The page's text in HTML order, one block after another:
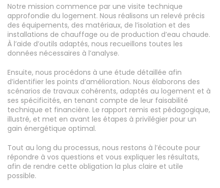
Notre mission commence par une visite technique
approfondie du logement. Nous réalisons un relevé précis
des équipements, des matériaux, de l’isolation et des
installations de chauffage ou de production d’eau chaude.
À l’aide d’outils adaptés, nous recueillons toutes les
données nécessaires à l’analyse.
Ensuite, nous procédons à une étude détaillée afin
d’identifier les points d’amélioration. Nous élaborons des
scénarios de travaux cohérents, adaptés au logement et à
ses spécificités, en tenant compte de leur faisabilité
technique et financière. Le rapport remis est pédagogique,
illustré, et met en avant les étapes à privilégier pour un
gain énergétique optimal.
Tout au long du processus, nous restons à l’écoute pour
répondre à vos questions et vous expliquer les résultats,
afin de rendre cette obligation la plus claire et utile
possible.